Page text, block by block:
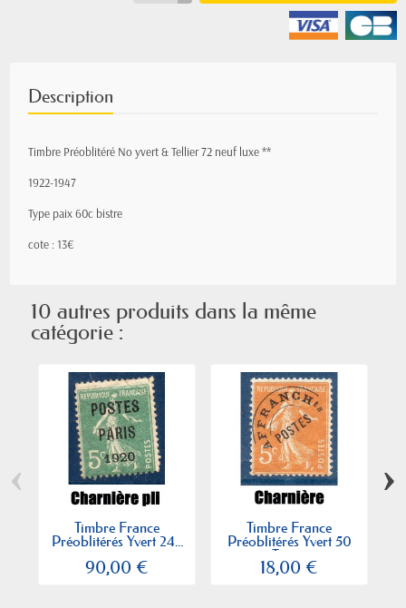
Description
Timbre Préoblitéré No yvert & Tellier 72 neuf luxe **
1922-1947
Type paix 60c bistre
cote : 13€
10 autres produits dans la même
catégorie :
Timbre France
Préoblitérés Yvert 24...
90,00 €
Timbre France
Préoblitérés Yvert 50
Type...
18,00 €
‹ ›